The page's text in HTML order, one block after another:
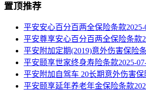
置顶推荐
平安安心百分百两全保险条款
平安尊享安心百分百两全保险条款
平安附加定期(2019)意外伤害保险
平安颐享世家终身寿险条款2025-
平安附加自驾车 20长期意外伤害保
平安颐享延年养老年金保险条款